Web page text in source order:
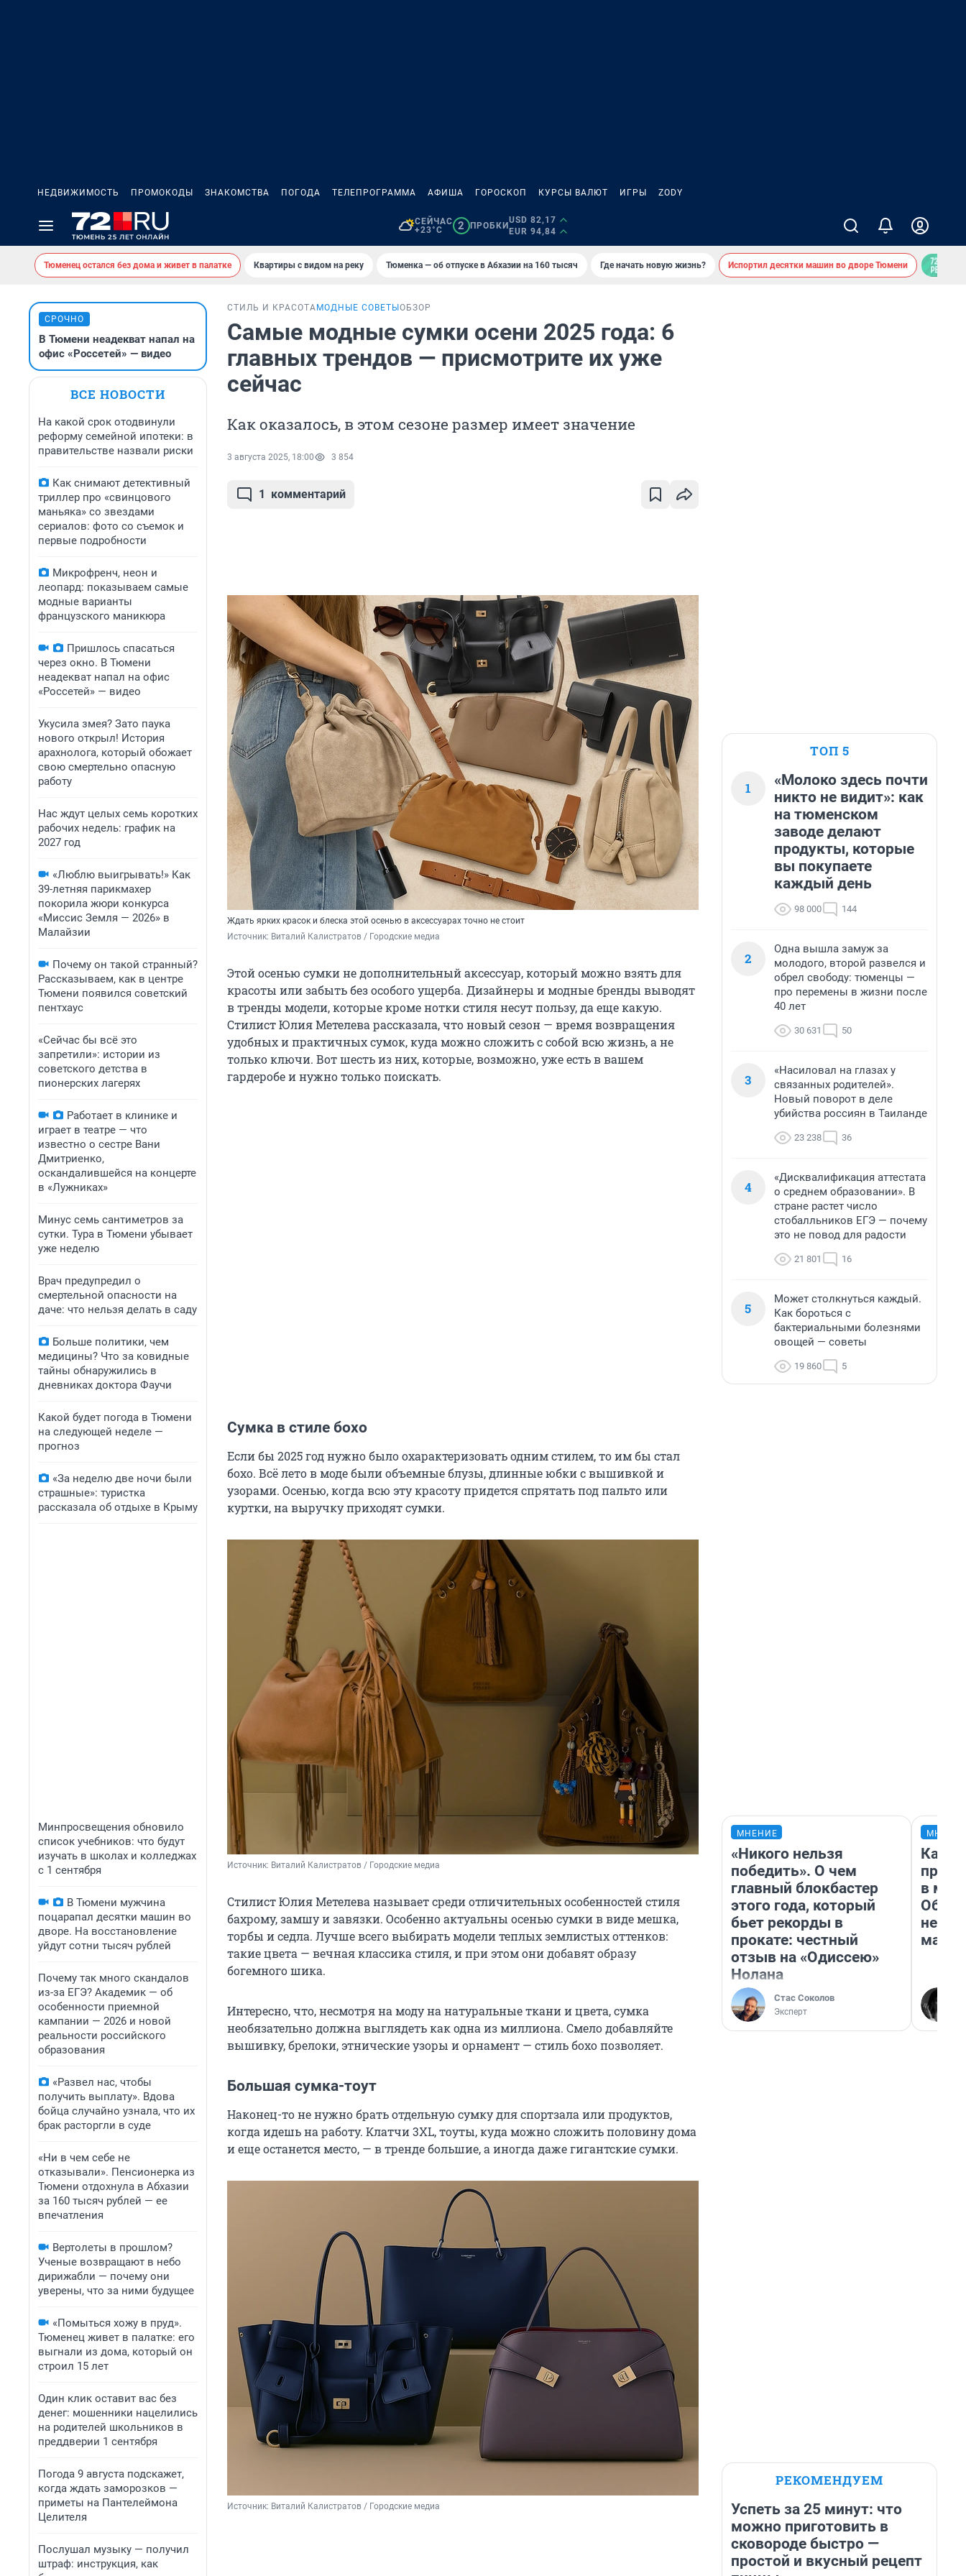
НЕДВИЖИМОСТЬ ПРОМОКОДЫ ЗНАКОМСТВА ПОГОДА ТЕЛЕПРОГРАММА АФИША ГОРОСКОП КУРСЫ ВАЛЮТ ИГРЫ ZODY
СЕЙЧАС
+23°C
2 ПРОБКИ
USD 82,17
EUR 94,84
Тюменец остался без дома и живет в палатке Квартиры с видом на реку Тюменка — об отпуске в Абхазии на 160 тысяч Где начать новую жизнь? Испортил десятки машин во дворе Тюмени
СРОЧНО
В Тюмени неадекват напал на
офис «Россетей» — видео
ВСЕ НОВОСТИ
На какой срок отодвинули
реформу семейной ипотеки: в
правительстве назвали риски
Как снимают детективный
триллер про «свинцового
маньяка» со звездами
сериалов: фото со съемок и
первые подробности
Микрофренч, неон и
леопард: показываем самые
модные варианты
французского маникюра
Пришлось спасаться
через окно. В Тюмени
неадекват напал на офис
«Россетей» — видео
Укусила змея? Зато паука
нового открыл! История
арахнолога, который обожает
свою смертельно опасную
работу
Нас ждут целых семь коротких
рабочих недель: график на
2027 год
«Люблю выигрывать!» Как
39-летняя парикмахер
покорила жюри конкурса
«Миссис Земля — 2026» в
Малайзии
Почему он такой странный?
Рассказываем, как в центре
Тюмени появился советский
пентхаус
«Сейчас бы всё это
запретили»: истории из
советского детства в
пионерских лагерях
Работает в клинике и
играет в театре — что
известно о сестре Вани
Дмитриенко,
оскандалившейся на концерте
в «Лужниках»
Минус семь сантиметров за
сутки. Тура в Тюмени убывает
уже неделю
Врач предупредил о
смертельной опасности на
даче: что нельзя делать в саду
Больше политики, чем
медицины? Что за ковидные
тайны обнаружились в
дневниках доктора Фаучи
Какой будет погода в Тюмени
на следующей неделе —
прогноз
«За неделю две ночи были
страшные»: туристка
рассказала об отдыхе в Крыму
Минпросвещения обновило
список учебников: что будут
изучать в школах и колледжах
с 1 сентября
В Тюмени мужчина
поцарапал десятки машин во
дворе. На восстановление
уйдут сотни тысяч рублей
Почему так много скандалов
из-за ЕГЭ? Академик — об
особенности приемной
кампании — 2026 и новой
реальности российского
образования
«Развел нас, чтобы
получить выплату». Вдова
бойца случайно узнала, что их
брак расторгли в суде
«Ни в чем себе не
отказывали». Пенсионерка из
Тюмени отдохнула в Абхазии
за 160 тысяч рублей — ее
впечатления
Вертолеты в прошлом?
Ученые возвращают в небо
дирижабли — почему они
уверены, что за ними будущее
«Помыться хожу в пруд».
Тюменец живет в палатке: его
выгнали из дома, который он
строил 15 лет
Один клик оставит вас без
денег: мошенники нацелились
на родителей школьников в
преддверии 1 сентября
Погода 9 августа подскажет,
когда ждать заморозков —
приметы на Пантелеймона
Целителя
Послушал музыку — получил
штраф: инструкция, как
СТИЛЬ И КРАСОТА МОДНЫЕ СОВЕТЫ ОБЗОР
Самые модные сумки осени 2025 года: 6
главных трендов — присмотрите их уже
сейчас
Как оказалось, в этом сезоне размер имеет значение
3 августа 2025, 18:00 3 854
1 комментарий
Ждать ярких красок и блеска этой осенью в аксессуарах точно не стоит
Источник: Виталий Калистратов / Городские медиа
Этой осенью сумки не дополнительный аксессуар, который можно взять для
красоты или забыть без особого ущерба. Дизайнеры и модные бренды выводят
в тренды модели, которые кроме нотки стиля несут пользу, да еще какую.
Стилист Юлия Метелева рассказала, что новый сезон — время возвращения
удобных и практичных сумок, куда можно сложить с собой всю жизнь, а не
только ключи. Вот шесть из них, которые, возможно, уже есть в вашем
гардеробе и нужно только поискать.
Сумка в стиле бохо
Если бы 2025 год нужно было охарактеризовать одним стилем, то им бы стал
бохо. Всё лето в моде были объемные блузы, длинные юбки с вышивкой и
узорами. Осенью, когда всю эту красоту придется спрятать под пальто или
куртки, на выручку приходят сумки.
Источник: Виталий Калистратов / Городские медиа
Стилист Юлия Метелева называет среди отличительных особенностей стиля
бахрому, замшу и завязки. Особенно актуальны осенью сумки в виде мешка,
торбы и седла. Лучше всего выбирать модели теплых землистых оттенков:
такие цвета — вечная классика стиля, и при этом они добавят образу
богемного шика.
Интересно, что, несмотря на моду на натуральные ткани и цвета, сумка
необязательно должна выглядеть как одна из миллиона. Смело добавляйте
вышивку, брелоки, этнические узоры и орнамент — стиль бохо позволяет.
Большая сумка-тоут
Наконец-то не нужно брать отдельную сумку для спортзала или продуктов,
когда идешь на работу. Клатчи 3XL, тоуты, куда можно сложить половину дома
и еще останется место, — в тренде большие, а иногда даже гигантские сумки.
Источник: Виталий Калистратов / Городские медиа
ТОП 5
1
«Молоко здесь почти
никто не видит»: как
на тюменском
заводе делают
продукты, которые
вы покупаете
каждый день
98 000 144
2
Одна вышла замуж за
молодого, второй развелся и
обрел свободу: тюменцы —
про перемены в жизни после
40 лет
30 631 50
3
«Насиловал на глазах у
связанных родителей».
Новый поворот в деле
убийства россиян в Таиланде
23 238 36
4
«Дисквалификация аттестата
о среднем образовании». В
стране растет число
стобалльников ЕГЭ — почему
это не повод для радости
21 801 16
5
Может столкнуться каждый.
Как бороться с
бактериальными болезнями
овощей — советы
19 860 5
МНЕНИЕ
«Никого нельзя
победить». О чем
главный блокбастер
этого года, который
бьет рекорды в
прокате: честный
отзыв на «Одиссею»
Нолана
Стас Соколов
Эксперт
в
РЕКОМЕНДУЕМ
Успеть за 25 минут: что
можно приготовить в
сковороде быстро —
простой и вкусный рецепт